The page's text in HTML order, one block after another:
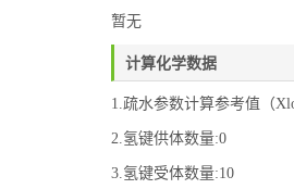
暂无
计算化学数据
1.疏水参数计算参考值（
2.氢键供体数量:0
3.氢键受体数量:10